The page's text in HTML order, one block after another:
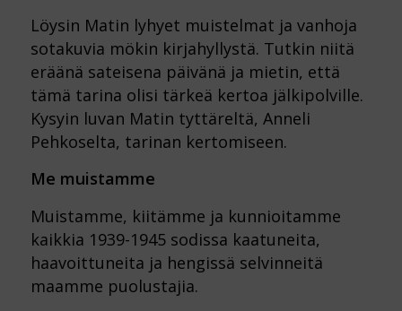
Löysin Matin lyhyet muistelmat ja vanhoja
sotakuvia mökin kirjahyllystä. Tutkin niitä
eräänä sateisena päivänä ja mietin, että
tämä tarina olisi tärkeä kertoa jälkipolville.
Kysyin luvan Matin tyttäreltä, Anneli
Pehkoselta, tarinan kertomiseen.
Me muistamme
Muistamme, kiitämme ja kunnioitamme
kaikkia 1939-1945 sodissa kaatuneita,
haavoittuneita ja hengissä selvinneitä
maamme puolustajia.